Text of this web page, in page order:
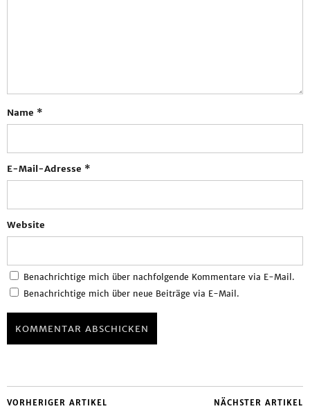
Name *
E-Mail-Adresse *
Website
Benachrichtige mich über nachfolgende Kommentare via E-Mail.
Benachrichtige mich über neue Beiträge via E-Mail.
VORHERIGER ARTIKEL
NÄCHSTER ARTIKEL